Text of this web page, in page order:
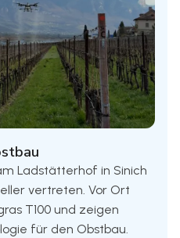
Ladstätterhof in Sinich
vertreten. Vor Ort
T100 und zeigen
für den Obstbau.